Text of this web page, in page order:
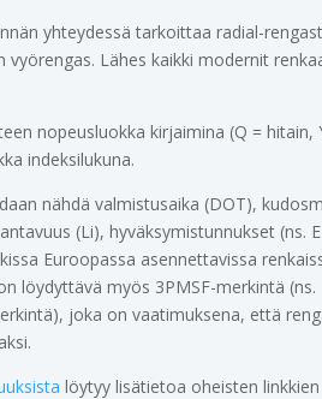
yhteydessä tarkoittaa radial-
vyörengas. Lähes kaikki modernit
nopeusluokka kirjaimina (Q = hitain,
indeksilukuna.
nähdä valmistusaika (DOT),
(Li), hyväksymistunnukset (ns.
Euroopassa asennettavissa
löydyttävä myös 3PMSF-merkintä (ns.
joka on vaatimuksena, että
löytyy lisätietoa oheisten